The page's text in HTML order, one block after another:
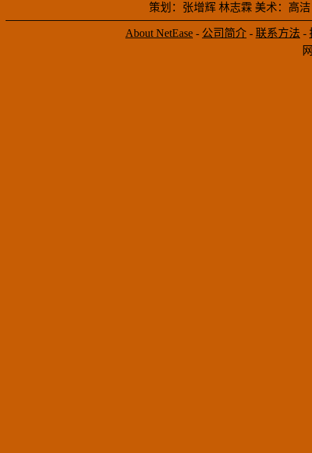
策划：张增辉 林志霖 美术：高
About NetEase - 公司简介 - 联系方法 -